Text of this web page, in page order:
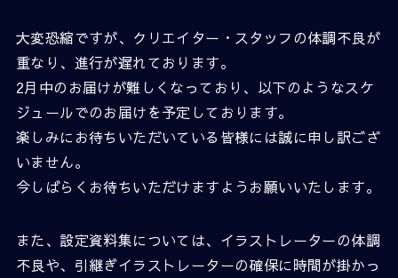
大変恐縮ですが、クリエイター・スタッフの体調不良が
重なり、進行が遅れております。
2月中のお届けが難しくなっており、以下のようなスケ
ジュールでのお届けを予定しております。
楽しみにお待ちいただいている皆様には誠に申し訳ござ
いません。
今しばらくお待ちいただけますようお願いいたします。
また、設定資料集については、イラストレーターの体調
不良や、引継ぎイラストレーターの確保に時間が掛かっ